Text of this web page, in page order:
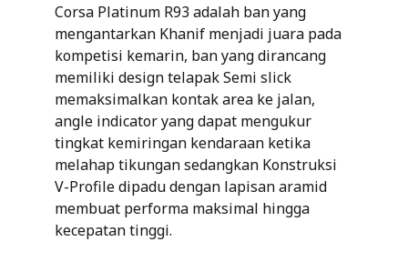
Corsa Platinum R93 adalah ban yang
mengantarkan Khanif menjadi juara pada
kompetisi kemarin, ban yang dirancang
memiliki design telapak Semi slick
memaksimalkan kontak area ke jalan,
angle indicator yang dapat mengukur
tingkat kemiringan kendaraan ketika
melahap tikungan sedangkan Konstruksi
V-Profile dipadu dengan lapisan aramid
membuat performa maksimal hingga
kecepatan tinggi.